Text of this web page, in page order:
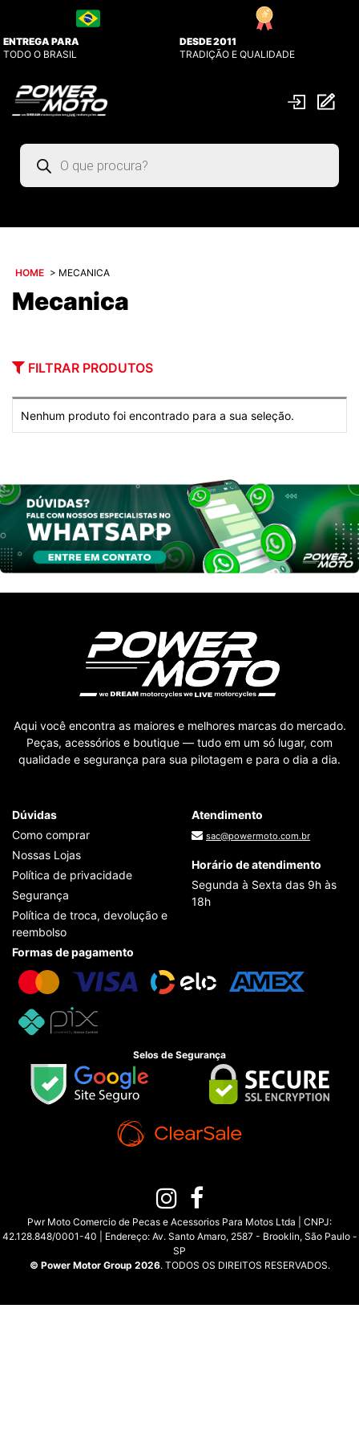
ENTREGA PARA
TODO O BRASIL
DESDE 2011
TRADIÇÃO E QUALIDADE
Pesquisar
produtos
HOME > MECANICA
Mecanica
FILTRAR PRODUTOS
Nenhum produto foi encontrado para a sua seleção.
Aqui você encontra as maiores e melhores marcas do mercado.
Peças, acessórios e boutique — tudo em um só lugar, com
qualidade e segurança para sua pilotagem e para o dia a dia.
Dúvidas
Como comprar
Nossas Lojas
Política de privacidade
Segurança
Política de troca, devolução e
reembolso
Atendimento
sac@powermoto.com.br
Horário de atendimento
Segunda à Sexta das 9h às
18h
Formas de pagamento
Selos de Segurança
Pwr Moto Comercio de Pecas e Acessorios Para Motos Ltda | CNPJ:
42.128.848/0001-40 | Endereço: Av. Santo Amaro, 2587 - Brooklin, São Paulo -
SP
© Power Motor Group 2026. TODOS OS DIREITOS RESERVADOS.